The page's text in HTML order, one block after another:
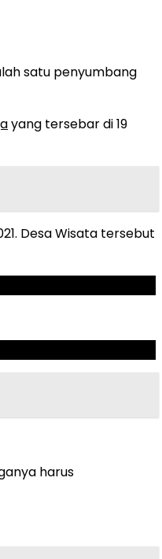
satu penyumbang
yang tersebar di 19
Desa Wisata tersebut
harus